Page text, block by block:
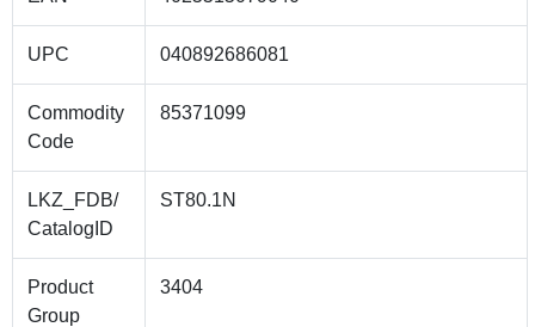
UPC 040892686081
Commodity
Code
85371099
LKZ_FDB/
CatalogID
ST80.1N
Product
Group
3404